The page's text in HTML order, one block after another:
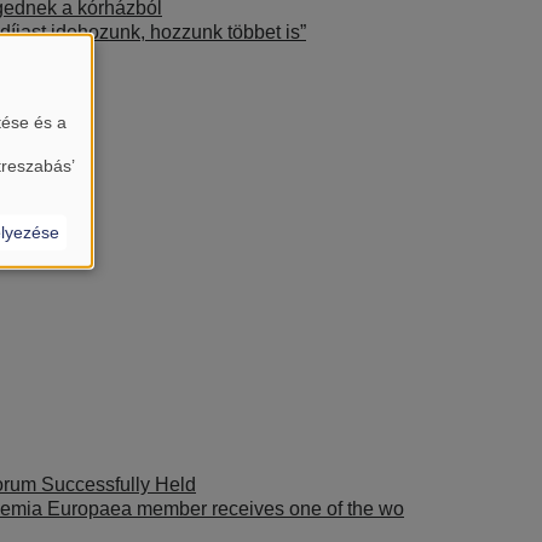
a kórházból
idehozunk, hozzunk többet is”
Successfully Held
Europaea member receives one of the wo
és a